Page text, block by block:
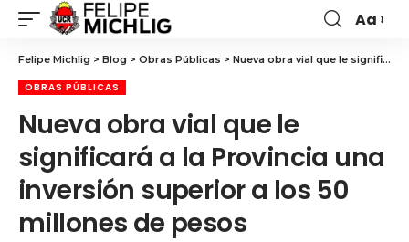
Aa
Felipe Michlig > Blog > Obras Públicas > Nueva obra vial que le significará a la Provincia una inversión superior a los 50 millones de pesos
OBRAS PÚBLICAS
Nueva obra vial que le
significará a la Provincia una
inversión superior a los 50
millones de pesos